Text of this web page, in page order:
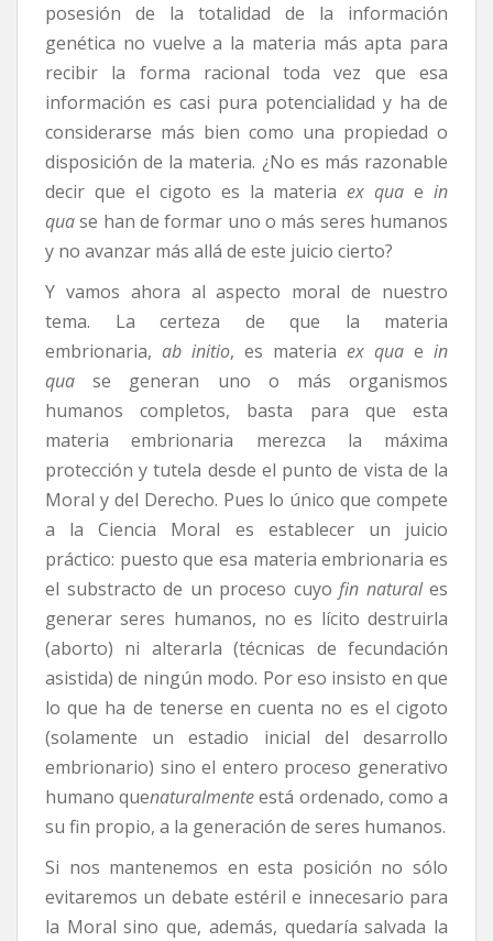
posesión de la totalidad de la información
genética no vuelve a la materia más apta para
recibir la forma racional toda vez que esa
información es casi pura potencialidad y ha de
considerarse más bien como una propiedad o
disposición de la materia. ¿No es más razonable
decir que el cigoto es la materiaex quaein
quase han de formar uno o más seres humanos
y no avanzar más allá de este juicio cierto?
Y vamos ahora al aspecto moral de nuestro
tema. La certeza de que la materia
embrionaria, ab initio, es materia ex qua e in
qua se generan uno o más organismos
humanos completos, basta para que esta
materia embrionaria merezca la máxima
protección y tutela desde el punto de vista de la
Moral y del Derecho. Pues lo único que compete
a la Ciencia Moral es establecer un juicio
práctico: puesto que esa materia embrionaria es
el substracto de un proceso cuyo fin naturales
generar seres humanos, no es lícito destruirla
(aborto) ni alterarla (técnicas de fecundación
asistida) de ningún modo. Por eso insisto en que
lo que ha de tenerse en cuenta no es el cigoto
(solamente un estadio inicial del desarrollo
embrionario) sino el entero proceso generativo
humano quenaturalmenteestá ordenado, como a
su fin propio, a la generación de seres humanos.
Si nos mantenemos en esta posición no sólo
evitaremos un debate estéril e innecesario para
la Moral sino que, además, quedaría salvada la